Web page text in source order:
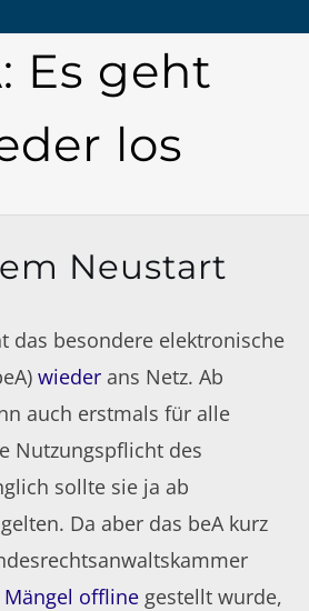
Es geht
los
Neustart
das besondere elektronische
wieder ans Netz. Ab
auch erstmals für alle
Nutzungspflicht des
sollte sie ja ab
Da aber das beA kurz
offline gestellt wurde,